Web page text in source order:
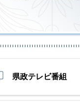
県政テレビ番組